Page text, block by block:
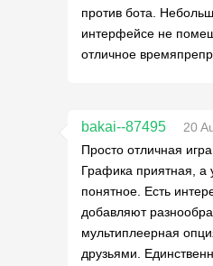
против бота.
интерфейсе не
отличное
bakai--87495
20
Просто отличная
Графика приятная, а
понятное. Есть
добавляют
мультиплеерная
друзьями.